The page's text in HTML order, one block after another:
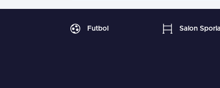
Futbol Salon